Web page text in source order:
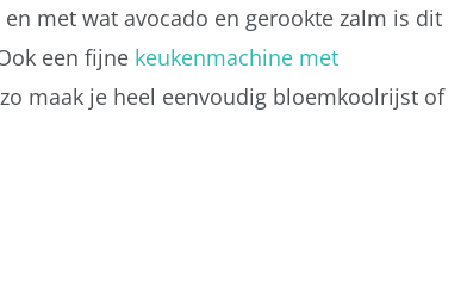
met wat avocado en gerookte zalm is dit
een fijne keukenmachine met
maak je heel eenvoudig bloemkoolrijst of